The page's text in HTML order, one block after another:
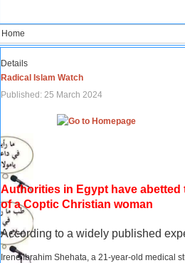
Home
Details
Radical Islam Watch
Published: 25 March 2024
Authorities in Egypt have
of a Coptic Christian woman
According to a widely published
Irene Ibrahim Shehata, a 21-year-old medical